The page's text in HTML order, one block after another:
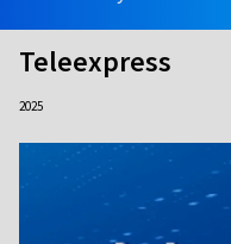
Teleexpress
2025